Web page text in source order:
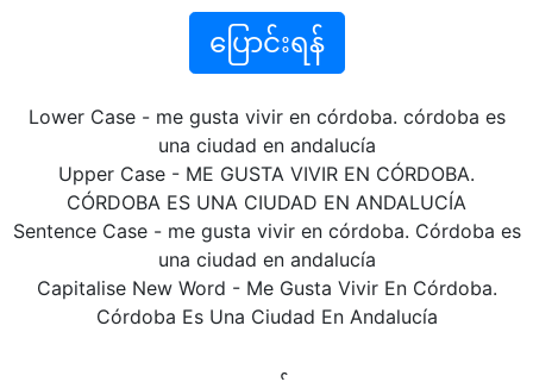
ပြောင်းရန်
Lower Case - me gusta vivir en córdoba. córdoba es
una ciudad en andalucía
Upper Case - ME GUSTA VIVIR EN CÓRDOBA.
CÓRDOBA ES UNA CIUDAD EN ANDALUCÍA
Sentence Case - me gusta vivir en córdoba. Córdoba es
una ciudad en andalucía
Capitalise New Word - Me Gusta Vivir En Córdoba.
Córdoba Es Una Ciudad En Andalucía